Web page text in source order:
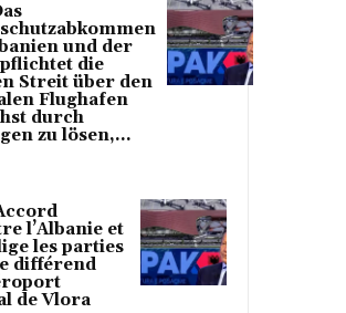
und der
die
Streit über den
Flughafen
durch
zu lösen,...
l’Albanie et
les parties
différend
de Vlora